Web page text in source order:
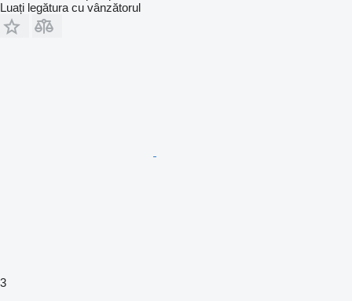
Luați legătura cu vânzătorul
3